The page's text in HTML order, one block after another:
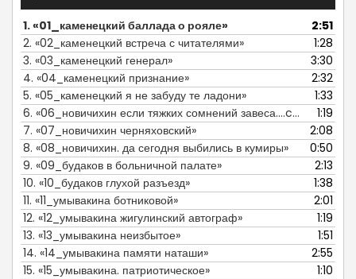
1.«01_каменецкий баллада о рояле»
2:51
2. «02_каменецкий встреча с читателями»
1:28
3. «03_каменецкий генерал»
3:30
4. «04_каменецкий признание»
2:32
5. «05_каменецкий я не забуду те ладони»
1:33
6. «06_новичихин если тяжких сомнений завеса....com»
1:19
7. «07_новичихин черняховский»
2:08
8. «08_новичихин. да сегодня выбились в кумиры»
0:50
9. «09_будаков в больничной палате»
2:13
10. «10_будаков глухой разъезд»
1:38
11. «11_умывакина ботниковой»
2:01
12. «12_умывакина жигулинский автограф»
1:19
13. «13_умывакина неизбытое»
1:51
14. «14_умывакина памяти наташи»
2:55
15. «15_умывакина. патриотическое»
1:10